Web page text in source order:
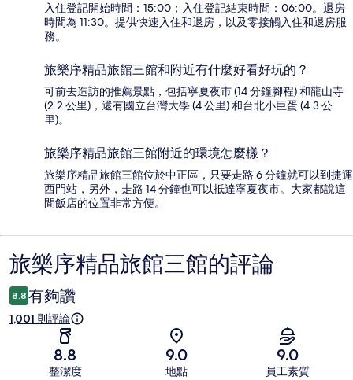
入住登記開始時間：15:00；入住登記結束時間：06:00。退房
時間為 11:30。提供快速入住和退房，以及零接觸入住和退房服
務。
旅樂序精品旅館三館和附近有什麼好看好玩的？
可前去造訪的推薦景點，包括寧夏夜市 (14 分鐘腳程) 和龍山寺
(2.2 公里)，還有國立台灣大學 (4 公里) 和台北小巨蛋 (4.3 公
里)。
旅樂序精品旅館三館附近的環境怎麼樣？
旅樂序精品旅館三館位於中正區，只要走路 6 分鐘就可以到捷運
西門站，另外，走路 14 分鐘也可以抵達寧夏夜市。大家都說這
間飯店的位置非常方便。
評
論
旅樂序精品旅館三館的評論
8.8 有夠讚
1,001 則評論
8.8
整潔度
9.0
地點
9.0
員工素質